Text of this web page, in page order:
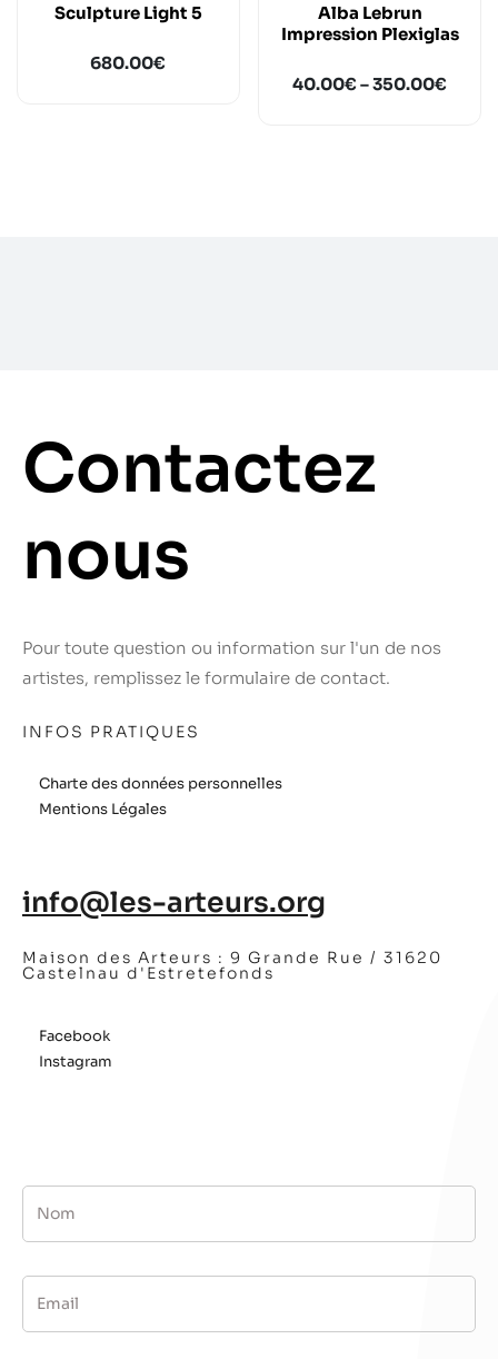
Sculpture Light 5
680.00€
Alba Lebrun
Impression Plexiglas
40.00€ –350.00€
Contactez
nous
Pour toute question ou information sur l'un de nos
artistes, remplissez le formulaire de contact.
INFOS PRATIQUES
Charte des données personnelles
Mentions Légales
info@les-arteurs.org
Maison des Arteurs : 9 Grande Rue / 31620
Castelnau d'Estretefonds
Facebook
Instagram